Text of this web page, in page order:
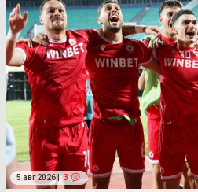
5 авг 2026 | 3